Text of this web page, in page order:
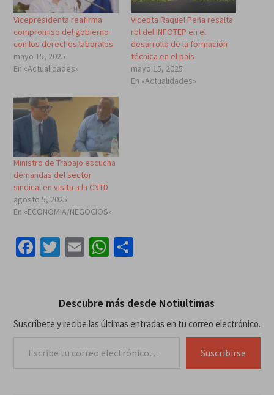
Vicepresidenta reafirma
compromiso del gobierno
con los derechos laborales
mayo 15, 2025
En «Actualidades»
Vicepta Raquel Peña resalta
rol del INFOTEP en el
desarrollo de la formación
técnica en el país
mayo 15, 2025
En «Actualidades»
Ministro de Trabajo escucha
demandas del sector
sindical en visita a la CNTD
agosto 5, 2025
En «ECONOMIA/NEGOCIOS»
Facebook
Twitter
EmailWhatsApp
Compartir
Descubre más desde Notiultimas
Suscríbete y recibe las últimas entradas en tu correo electrónico.
Suscribirse